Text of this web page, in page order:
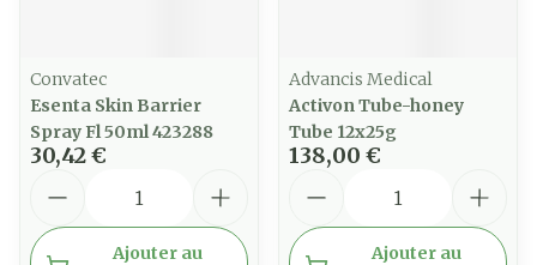
Convatec
Esenta Skin Barrier
Spray Fl 50ml 423288
30,42 €
Ajouter au
Advancis Medical
Activon Tube-honey
Tube 12x25g
138,00 €
Ajouter au